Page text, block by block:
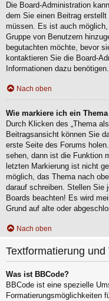
Die Board-Administration
dem Sie einen Beitrag
müssen. Es ist auch
Gruppe von Benutzern
begutachten möchte, bevor
kontaktieren Sie die Board-
Informationen dazu benötigen.
Nach oben
Wie markiere ich ein
Durch Klicken des „Thema
Beitragsansicht können Sie
erste Seite des Forums
sehen, dann ist die Funktion
letzten Markierung ist nicht
möglich, das Thema nach
darauf schreiben. Stellen Sie
Boards beachten! Es wird
Grund auf alte oder
Nach oben
Textformatierung
Was ist BBCode?
BBCode ist eine spezielle
Formatierungsmöglichkeiten